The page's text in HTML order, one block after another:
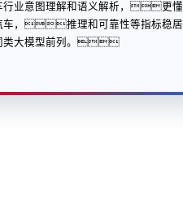
行业意图理解和语义解析，更懂
车，推理和可靠性等指标稳居
类大模型前列。